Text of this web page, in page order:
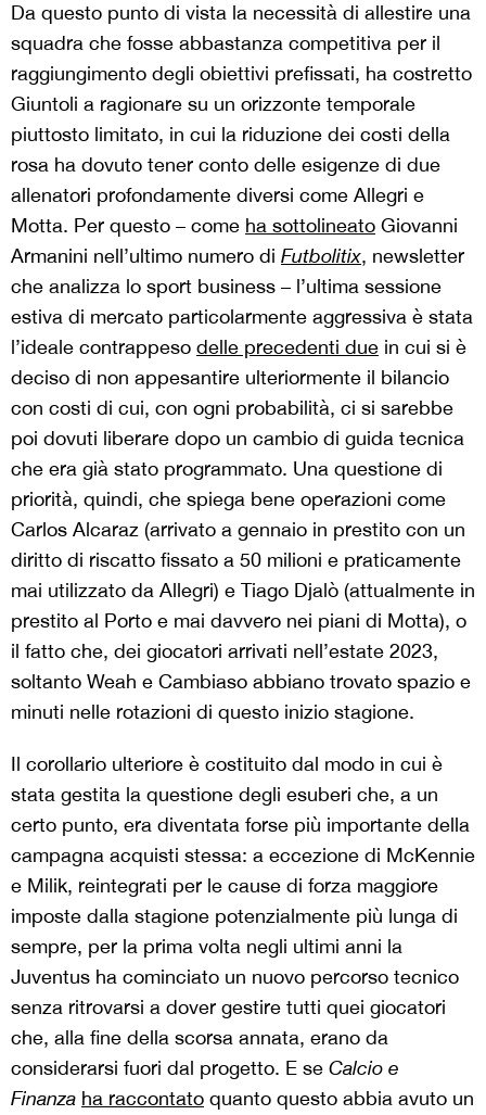
Da questo punto di vista la necessità di allestire una
squadra che fosse abbastanza competitiva per il
raggiungimento degli obiettivi prefissati, ha costretto
Giuntoli a ragionare su un orizzonte temporale
piuttosto limitato, in cui la riduzione dei costi della
rosa ha dovuto tener conto delle esigenze di due
allenatori profondamente diversi come Allegri e
Motta. Per questo – come ha sottolineato Giovanni
Armanini nell’ultimo numero di Futbolitix, newsletter
che analizza lo sport business – l’ultima sessione
estiva di mercato particolarmente aggressiva è stata
l’ideale contrappeso delle precedenti due in cui si è
deciso di non appesantire ulteriormente il bilancio
con costi di cui, con ogni probabilità, ci si sarebbe
poi dovuti liberare dopo un cambio di guida tecnica
che era già stato programmato. Una questione di
priorità, quindi, che spiega bene operazioni come
Carlos Alcaraz (arrivato a gennaio in prestito con un
diritto di riscatto fissato a 50 milioni e praticamente
mai utilizzato da Allegri) e Tiago Djalò (attualmente in
prestito al Porto e mai davvero nei piani di Motta), o
il fatto che, dei giocatori arrivati nell’estate 2023,
soltanto Weah e Cambiaso abbiano trovato spazio e
minuti nelle rotazioni di questo inizio stagione.
Il corollario ulteriore è costituito dal modo in cui è
stata gestita la questione degli esuberi che, a un
certo punto, era diventata forse più importante della
campagna acquisti stessa: a eccezione di McKennie
e Milik, reintegrati per le cause di forza maggiore
imposte dalla stagione potenzialmente più lunga di
sempre, per la prima volta negli ultimi anni la
Juventus ha cominciato un nuovo percorso tecnico
senza ritrovarsi a dover gestire tutti quei giocatori
che, alla fine della scorsa annata, erano da
considerarsi fuori dal progetto. E se Calcio e
Finanza ha raccontato quanto questo abbia avuto un